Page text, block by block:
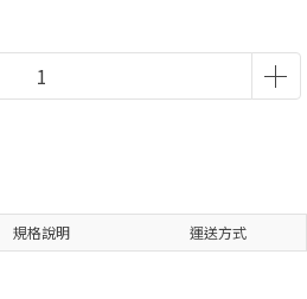
規格說明 運送方式